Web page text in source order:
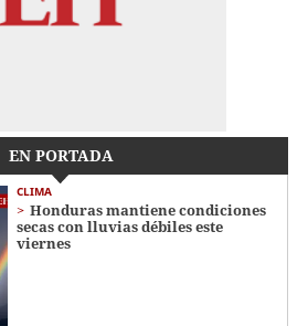
EN PORTADA
CLIMA
Honduras mantiene condiciones
secas con lluvias débiles este
viernes